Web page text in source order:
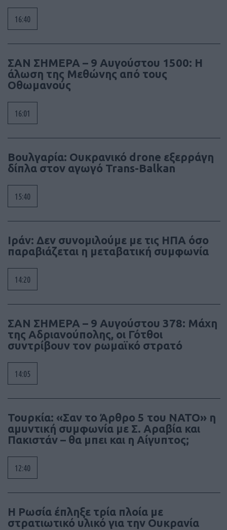
16:40
ΣΑΝ ΣΗΜΕΡΑ – 9 Αυγούστου 1500: Η
άλωση της Μεθώνης από τους
Οθωμανούς
16:01
Βουλγαρία: Ουκρανικό drone εξερράγη
δίπλα στον αγωγό Trans-Balkan
15:40
Ιράν: Δεν συνομιλούμε με τις ΗΠΑ όσο
παραβιάζεται η μεταβατική συμφωνία
14:20
ΣΑΝ ΣΗΜΕΡΑ – 9 Αυγούστου 378: Μάχη
της Αδριανούπολης, οι Γότθοι
συντρίβουν τον ρωμαϊκό στρατό
14:05
Τουρκία: «Σαν το Άρθρο 5 του ΝΑΤΟ» η
αμυντική συμφωνία με Σ. Αραβία και
Πακιστάν – θα μπει και η Αίγυπτος;
12:40
Η Ρωσία έπληξε τρία πλοία με
στρατιωτικό υλικό για την Ουκρανία